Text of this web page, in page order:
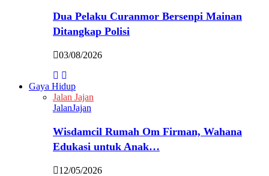
Dua Pelaku Curanmor Bersenpi Mainan
Ditangkap Polisi
03/08/2026
Gaya Hidup
Jalan Jajan
JalanJajan
Wisdamcil Rumah Om Firman, Wahana
Edukasi untuk Anak…
12/05/2026